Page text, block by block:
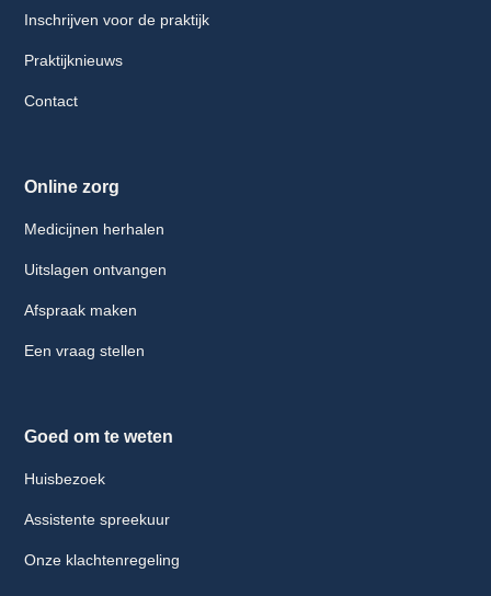
Inschrijven voor de praktijk
Praktijknieuws
Contact
Online zorg
Medicijnen herhalen
Uitslagen ontvangen
Afspraak maken
Een vraag stellen
Goed om te weten
Huisbezoek
Assistente spreekuur
Onze klachtenregeling